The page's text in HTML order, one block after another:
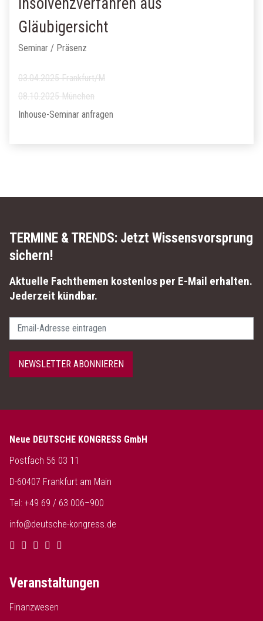
Gläubigersicht
Seminar / Präsenz
03.04.2025 Frankfurt/M
08.10.2025 München
Inhouse-Seminar anfragen
TERMINE & TRENDS: Jetzt Wissensvorsprung
sichern!
Aktuelle Fachthemen kostenlos per E-Mail erhalten.
Jederzeit kündbar.
Passwort
NEWSLETTER ABONNIEREN
Neue DEUTSCHE KONGRESS GmbH
Postfach 56 03 11
D-60407 Frankfurt am Main
Tel: +49 69 / 63 006–900
info@deutsche-kongress.de
Veranstaltungen
Finanzwesen